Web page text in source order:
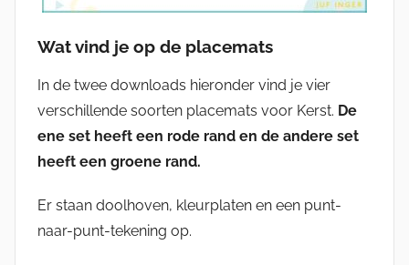
Wat vind je op de placemats
In de twee downloads hieronder vind je vier
verschillende soorten placemats voor Kerst. De
ene set heeft een rode rand en de andere set
heeft een groene rand.
Er staan doolhoven, kleurplaten en een punt-
naar-punt-tekening op.